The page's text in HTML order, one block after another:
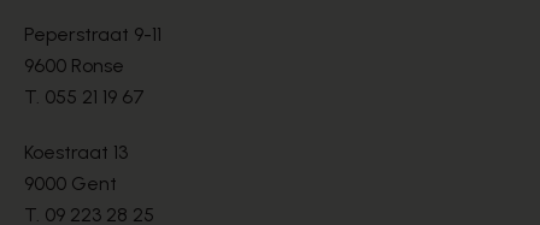
Peperstraat 9-11
9600 Ronse
T. 055 21 19 67
Koestraat 13
9000 Gent
T. 09 223 28 25